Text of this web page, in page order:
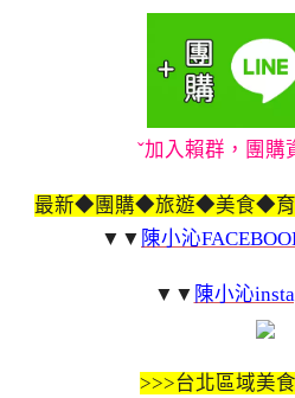
ˇ加入賴群，團購
最新◆團購◆旅遊◆美食◆
▼▼ 陳小沁
▼▼ 陳小沁
>>>台北區域美